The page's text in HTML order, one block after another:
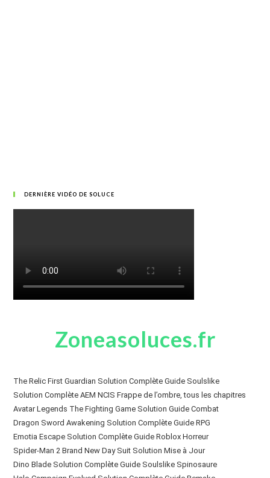
DERNIÈRE VIDÉO DE SOLUCE
Zoneasoluces.fr
The Relic First Guardian Solution Complète Guide Soulslike
Solution Complète AEM NCIS Frappe de l’ombre, tous les chapitres
Avatar Legends The Fighting Game Solution Guide Combat
Dragon Sword Awakening Solution Complète Guide RPG
Emotia Escape Solution Complète Guide Roblox Horreur
Spider-Man 2 Brand New Day Suit Solution Mise à Jour
Dino Blade Solution Complète Guide Soulslike Spinosaure